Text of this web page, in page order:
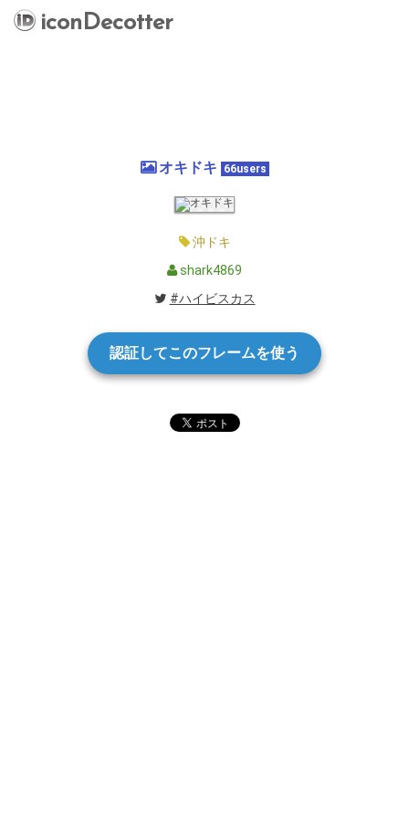
iconDecotter
オキドキ 66users
沖ドキ
shark4869
#ハイビスカス
認証してこのフレームを使う